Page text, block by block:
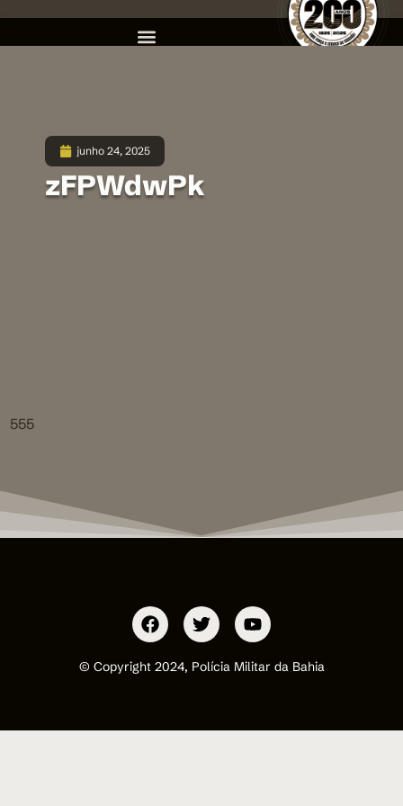
junho 24, 2025
zFPWdwPk
555
© Copyright 2024, Polícia Militar da Bahia